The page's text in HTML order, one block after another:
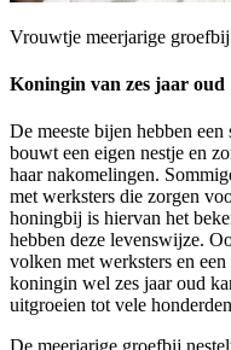
Vrouwtje meerjarige
Koningin van zes jaar oud
De meeste bijen hebben
bouwt een eigen nestje en
haar nakomelingen.
met werksters die zorgen
honingbij is hiervan het
hebben deze levenswijze.
volken met werksters en
koningin wel zes jaar oud
uitgroeien tot vele